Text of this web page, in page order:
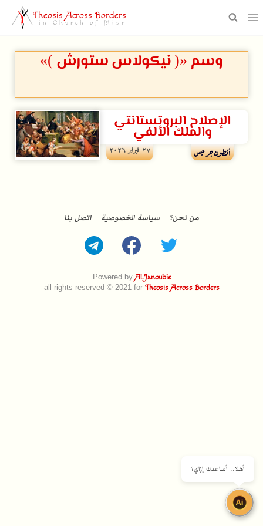
Theosis Across Borders
in Church of Misr
وسم «( نيكولاس ستورش )»
الإصلاح البروتستانتي
والملك الألفي
أنطون جرجس ۲۷ فبراير ۲۰۲٦
Powered by Al.Janoubie
all rights reserved © 2021 for Theosis Across Borders
من نحن؟ سياسة الخصوصية اتصل بنا
أهلا.. أساعدك إزاي؟